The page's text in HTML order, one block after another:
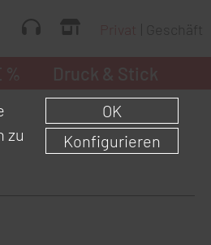
Geschäft
zu
OK
Konfigurieren